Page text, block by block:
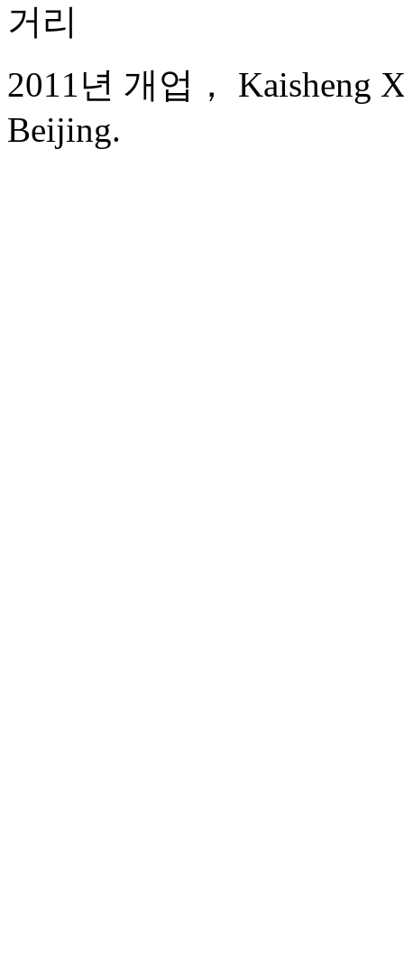
거리
2011년 개업， Kaisheng
Beijing.